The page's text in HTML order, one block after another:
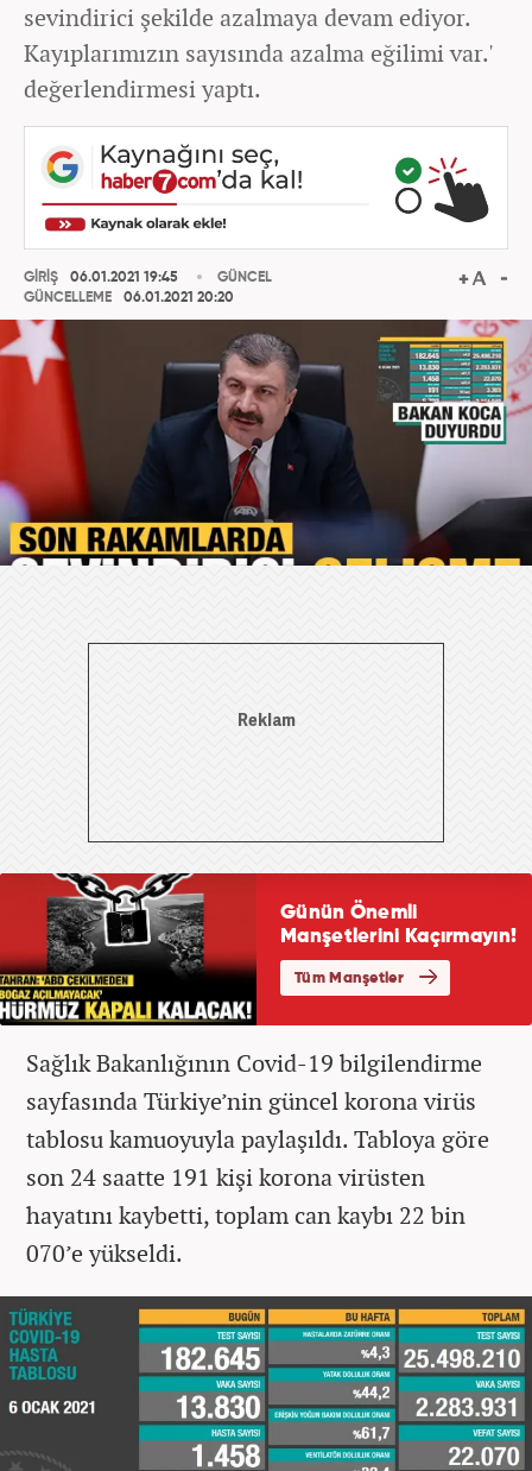
sevindirici şekilde azalmaya devam ediyor.
Kayıplarımızın sayısında azalma eğilimi var.'
değerlendirmesi yaptı.
GİRİŞ
06.01.2021 19:45
GÜNCELLEME
06.01.2021 20:20
GÜNCEL
Sağlık Bakanlığının Covid-19 bilgilendirme
sayfasında Türkiye’nin güncel korona virüs
tablosu kamuoyuyla paylaşıldı. Tabloya göre
son 24 saatte 191 kişi korona virüsten
hayatını kaybetti, toplam can kaybı 22 bin
070’e yükseldi.